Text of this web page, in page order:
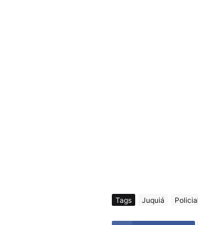
Tags Juquiá Policial